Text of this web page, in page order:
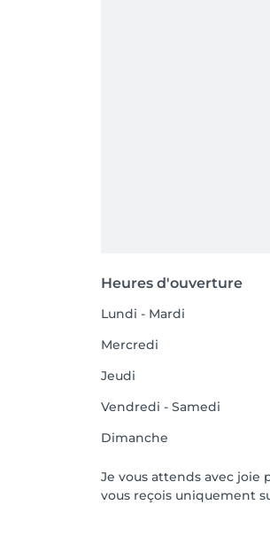
Heures d'ouverture
Lundi - Mardi
Mercredi
Jeudi
Vendredi - Samedi
Dimanche
Je vous attends avec
vous reçois uniquement